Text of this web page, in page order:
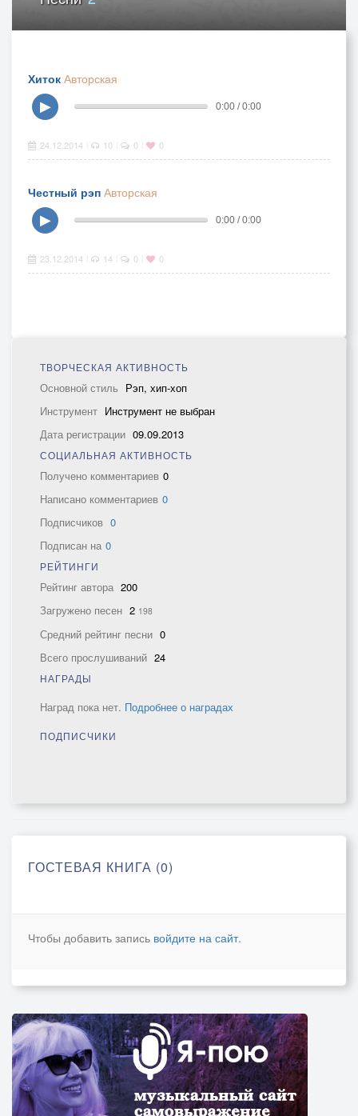
Хиток Авторская
▶
0:00 / 0:00
24.12.2014 10 0 0
Честный рэп Авторская
▶
0:00 / 0:00
23.12.2014 14 0 0
ТВОРЧЕСКАЯ АКТИВНОСТЬ
Основной стиль Рэп, хип-хоп
Инструмент Инструмент не выбран
Дата регистрации 09.09.2013
СОЦИАЛЬНАЯ АКТИВНОСТЬ
Получено комментариев 0
Написано комментариев 0
Подписчиков 0
Подписан на 0
РЕЙТИНГИ
Рейтинг автора 200
Загружено песен 2 198
Средний рейтинг песни 0
Всего прослушиваний 24
НАГРАДЫ
Наград пока нет. Подробнее о наградах
ПОДПИСЧИКИ
ГОСТЕВАЯ КНИГА (0)
Чтобы добавить запись войдите на сайт.